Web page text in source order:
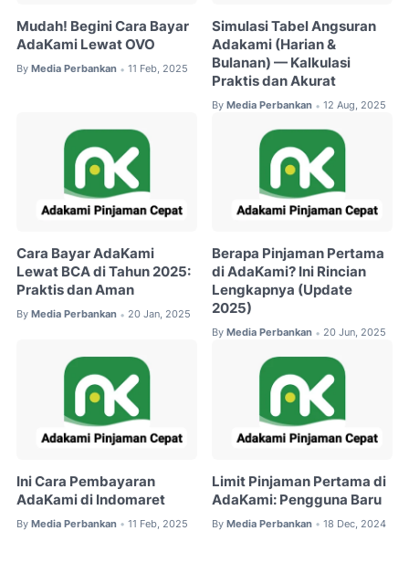
Mudah! Begini Cara Bayar
AdaKami Lewat OVO
By Media Perbankan • 11 Feb, 2025
Simulasi Tabel Angsuran
Adakami (Harian &
Bulanan) — Kalkulasi
Praktis dan Akurat
By Media Perbankan • 12 Aug, 2025
Cara Bayar AdaKami
Lewat BCA di Tahun 2025:
Praktis dan Aman
By Media Perbankan • 20 Jan, 2025
Berapa Pinjaman Pertama
di AdaKami? Ini Rincian
Lengkapnya (Update
2025)
By Media Perbankan • 20 Jun, 2025
Ini Cara Pembayaran
AdaKami di Indomaret
By Media Perbankan • 11 Feb, 2025
Limit Pinjaman Pertama di
AdaKami: Pengguna Baru
By Media Perbankan • 18 Dec, 2024